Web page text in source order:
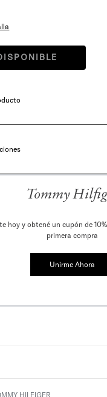
Tommy
hoy y obtené un cupón de
primera compra
Unirme Ahora
HILFIGER